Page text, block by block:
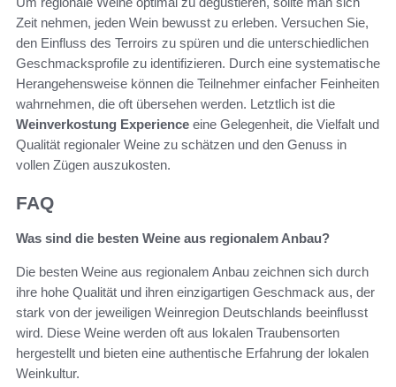
Zeit nehmen, jeden Wein bewusst zu erleben. Versuchen Sie,
den Einfluss des Terroirs zu spüren und die unterschiedlichen
Geschmacksprofile zu identifizieren. Durch eine systematische
Herangehensweise können die Teilnehmer einfacher Feinheiten
wahrnehmen, die oft übersehen werden. Letztlich ist die
Weinverkostung Experience eine Gelegenheit, die Vielfalt und
Qualität regionaler Weine zu schätzen und den Genuss in
vollen Zügen auszukosten.
FAQ
Was sind die besten Weine aus regionalem Anbau?
Die besten Weine aus regionalem Anbau zeichnen sich durch
ihre hohe Qualität und ihren einzigartigen Geschmack aus, der
stark von der jeweiligen Weinregion Deutschlands beeinflusst
wird. Diese Weine werden oft aus lokalen Traubensorten
hergestellt und bieten eine authentische Erfahrung der lokalen
Weinkultur.